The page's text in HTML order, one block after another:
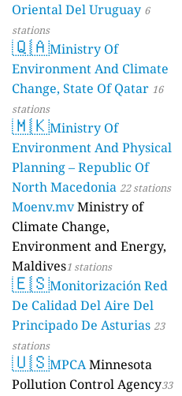
Oriental Del Uruguay 6
stations
🇶🇦Ministry Of
Environment And Climate
Change, State Of Qatar 16
stations
🇲🇰Ministry Of
Environment And Physical
Planning – Republic Of
North Macedonia 22 stations
Moenv.mvMinistry of
Climate Change,
Environment and Energy,
Maldives1 stations
🇪🇸Monitorización Red
De Calidad Del Aire Del
Principado De Asturias 23
stations
🇺🇸MPCAMinnesota
Pollution Control Agency33